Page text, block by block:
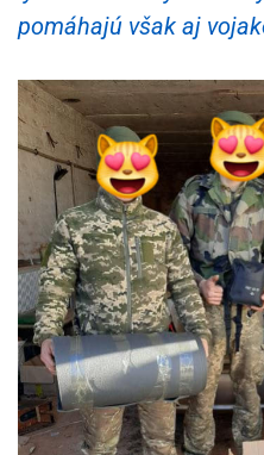
pomáhajú však aj